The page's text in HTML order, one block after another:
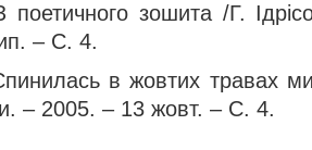
поетичного зошита /Г.
– С. 4.
в жовтих травах
– 2005. – 13 жовт. – С. 4.